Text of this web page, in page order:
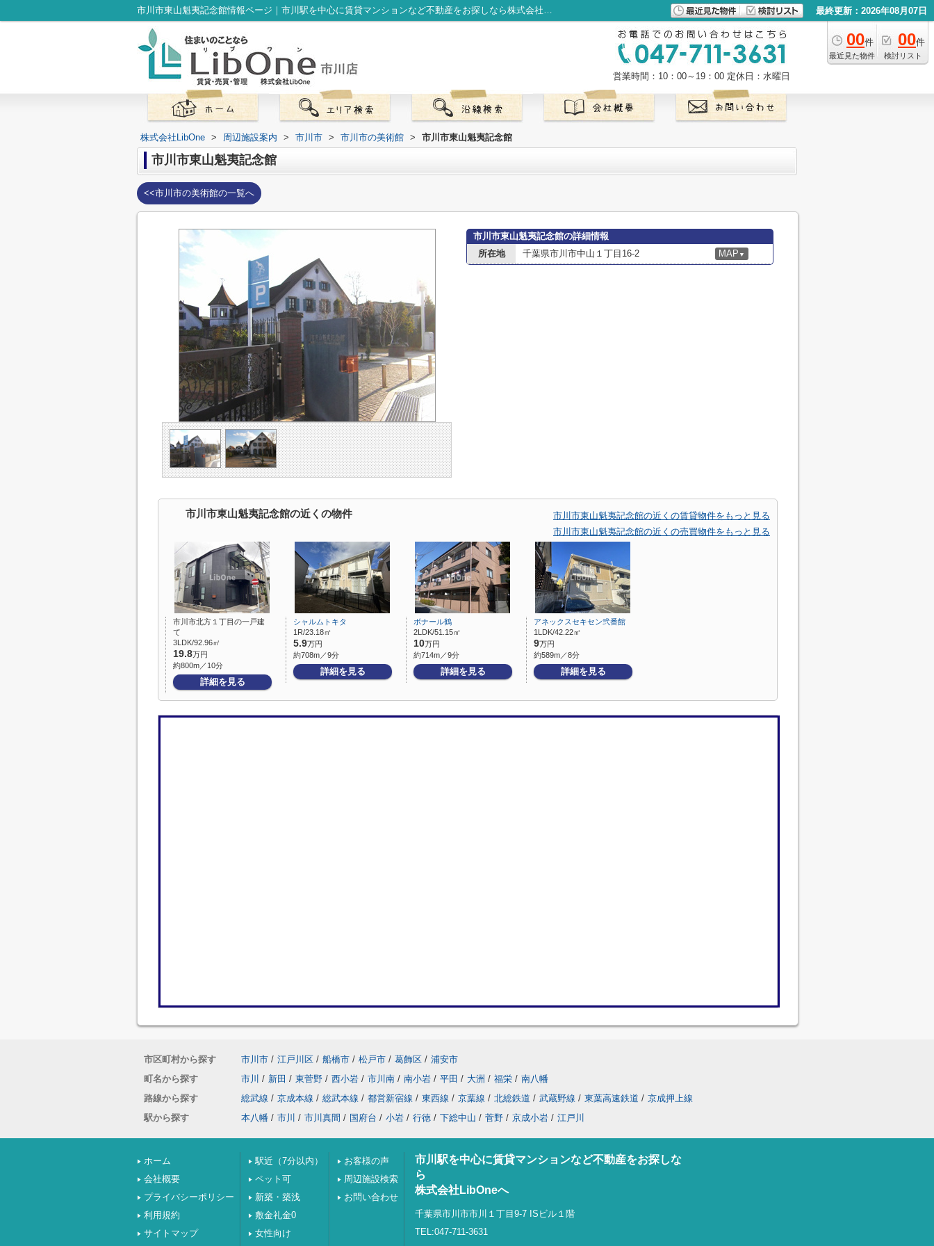
市川市東山魁夷記念館情報ページ｜市川駅を中心に賃貸マンションなど不動産をお探しなら株式会社LibOneへ 最終更新：2026年08月07日
00件
最近見た物件
00件
検討リスト
営業時間：10：00～19：00 定休日：水曜日
株式会社LibOne > 周辺施設案内 > 市川市 > 市川市の美術館 > 市川市東山魁夷記念館
市川市東山魁夷記念館
<<市川市の美術館の一覧へ
市川市東山魁夷記念館の詳細情報
所在地
千葉県市川市中山１丁目16-2 MAP ▼
市川市東山魁夷記念館の近くの物件
市川市東山魁夷記念館の近くの賃貸物件をもっと見る
市川市東山魁夷記念館の近くの売買物件をもっと見る
市川市北方１丁目の一戸建
て
3LDK/92.96㎡
19.8万円
約800m／10分
詳細を見る
シャルムトキタ
1R/23.18㎡
5.9万円
約708m／9分
詳細を見る
ボナール鶴
2LDK/51.15㎡
10万円
約714m／9分
詳細を見る
アネックスセキセン弐番館
1LDK/42.22㎡
9万円
約589m／8分
詳細を見る
市区町村から探す 市川市 / 江戸川区 / 船橋市 / 松戸市 / 葛飾区 / 浦安市
町名から探す
市川 / 新田 / 東菅野 / 西小岩 / 市川南 / 南小岩 / 平田 / 大洲 / 福栄 / 南八幡
路線から探す
総武線 / 京成本線 / 総武本線 / 都営新宿線 / 東西線 / 京葉線 / 北総鉄道 / 武蔵野線 / 東葉高速鉄道 / 京成押上線
駅から探す
本八幡 / 市川 / 市川真間 / 国府台 / 小岩 / 行徳 / 下総中山 / 菅野 / 京成小岩 / 江戸川
ホーム
会社概要
プライバシーポリシー
利用規約
サイトマップ
駅近（7分以内）
ペット可
新築・築浅
敷金礼金0
女性向け
お客様の声
周辺施設検索
お問い合わせ
市川駅を中心に賃貸マンションなど不動産をお探しな
ら
株式会社LibOneへ
千葉県市川市市川１丁目9-7 ISビル１階
TEL:047-711-3631